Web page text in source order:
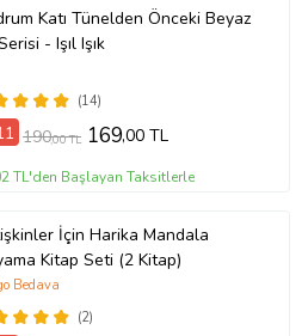
Katı Tünelden Önceki Beyaz
- Işıl Işık
(14)
190,00 TL 169,00 TL
TL'den Başlayan Taksitlerle
İçin Harika Mandala
Kitap Seti (2 Kitap)
(2)
Bedava